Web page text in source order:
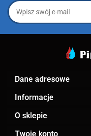
Dane adresowe
Informacje
O sklepie
Twoje konto